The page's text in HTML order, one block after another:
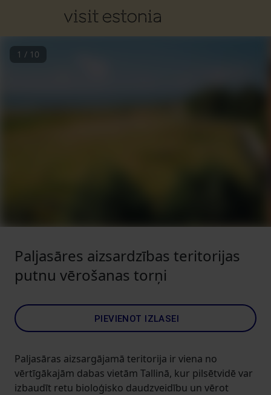
1 / 10
Paljasāres aizsardzības teritorijas
putnu vērošanas torņi
PIEVIENOT IZLASEI
Paljasāras aizsargājamā teritorija ir viena no
vērtīgākajām dabas vietām Tallinā, kur pilsētvidē var
izbaudīt retu bioloģisko daudzveidību un vērot